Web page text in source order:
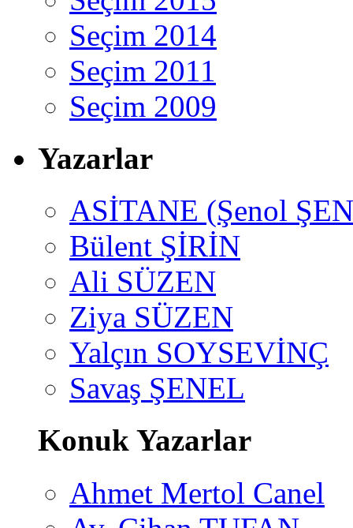
Seçim 2014
Seçim 2011
Seçim 2009
Yazarlar
ASİTANE (Şenol
Bülent ŞİRİN
Ali SÜZEN
Ziya SÜZEN
Yalçın SOYSEVİNÇ
Savaş ŞENEL
Konuk Yazarlar
Ahmet Mertol Canel